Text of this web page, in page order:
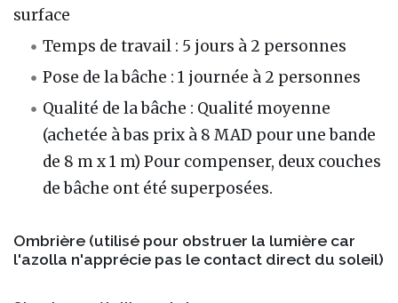
surface
Temps de travail : 5 jours à 2 personnes
Pose de la bâche : 1 journée à 2 personnes
Qualité de la bâche : Qualité moyenne
(achetée à bas prix à 8 MAD pour une bande
de 8 m x 1 m) Pour compenser, deux couches
de bâche ont été superposées.
Ombrière (utilisé pour obstruer la lumière car
l'azolla n'apprécie pas le contact direct du soleil)